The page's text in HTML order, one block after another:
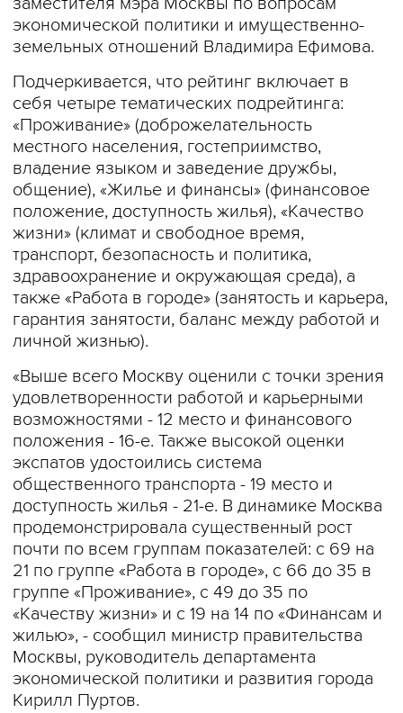
экономической политики и имущественно-
земельных отношений Владимира Ефимова.
Подчеркивается, что рейтинг включает в
себя четыре тематических подрейтинга:
«Проживание» (доброжелательность
местного населения, гостеприимство,
владение языком и заведение дружбы,
общение), «Жилье и финансы» (финансовое
положение, доступность жилья), «Качество
жизни» (климат и свободное время,
транспорт, безопасность и политика,
здравоохранение и окружающая среда), а
также «Работа в городе» (занятость и карьера,
гарантия занятости, баланс между работой и
личной жизнью).
«Выше всего Москву оценили с точки зрения
удовлетворенности работой и карьерными
возможностями - 12 место и финансового
положения - 16-е. Также высокой оценки
экспатов удостоились система
общественного транспорта - 19 место и
доступность жилья - 21-е. В динамике Москва
продемонстрировала существенный рост
почти по всем группам показателей: с 69 на
21 по группе «Работа в городе», с 66 до 35 в
группе «Проживание», с 49 до 35 по
«Качеству жизни» и с 19 на 14 по «Финансам и
жилью», - сообщил министр правительства
Москвы, руководитель департамента
экономической политики и развития города
Кирилл Пуртов.